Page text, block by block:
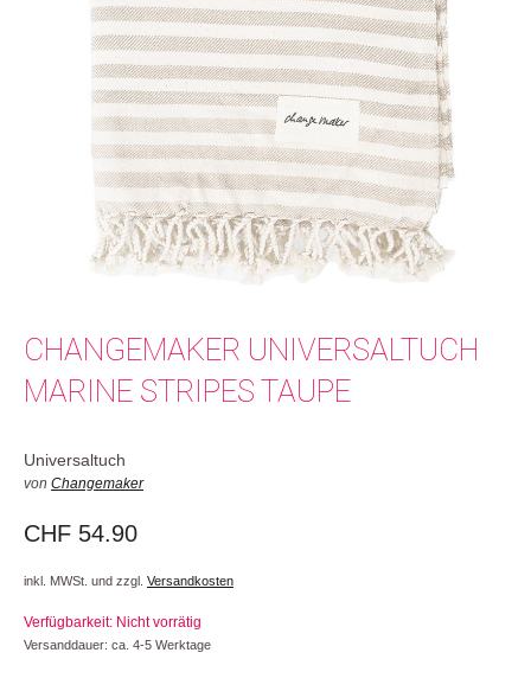
CHANGEMAKER UNIVERSALTUCH
MARINE STRIPES TAUPE
Universaltuch
von Changemaker
CHF 54.90
inkl. MWSt. und zzgl. Versandkosten
Verfügbarkeit: Nicht vorrätig
Versanddauer: ca. 4-5 Werktage